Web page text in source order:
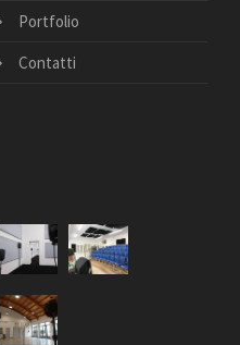
Portfolio
Contatti